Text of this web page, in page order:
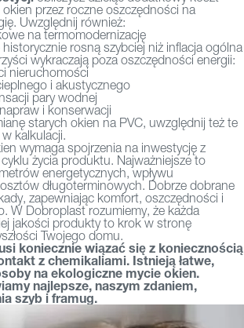
przez roczne oszczędności na
Uwzględnij również:
na termomodernizację
historycznie rosną szybciej niż inflacja ogólna
wykraczają poza oszczędności energii:
nieruchomości
i akustycznego
pary wodnej
i konserwacji
starych okien na PVC, uwzględnij też te
kalkulacji.
wymaga spojrzenia na inwestycję z
życia produktu. Najważniejsze to
energetycznych, wpływu
długoterminowych. Dobrze dobrane
zapewniając komfort, oszczędności i
W Dobroplast rozumiemy, że każda
jakości produktyto krok w stronę
Twojego domu.
koniecznie wiązać się z koniecznością
z chemikaliami. Istnieją łatwe,
na ekologiczne mycie okien.
najlepsze, naszym zdaniem,
szyb i framug.